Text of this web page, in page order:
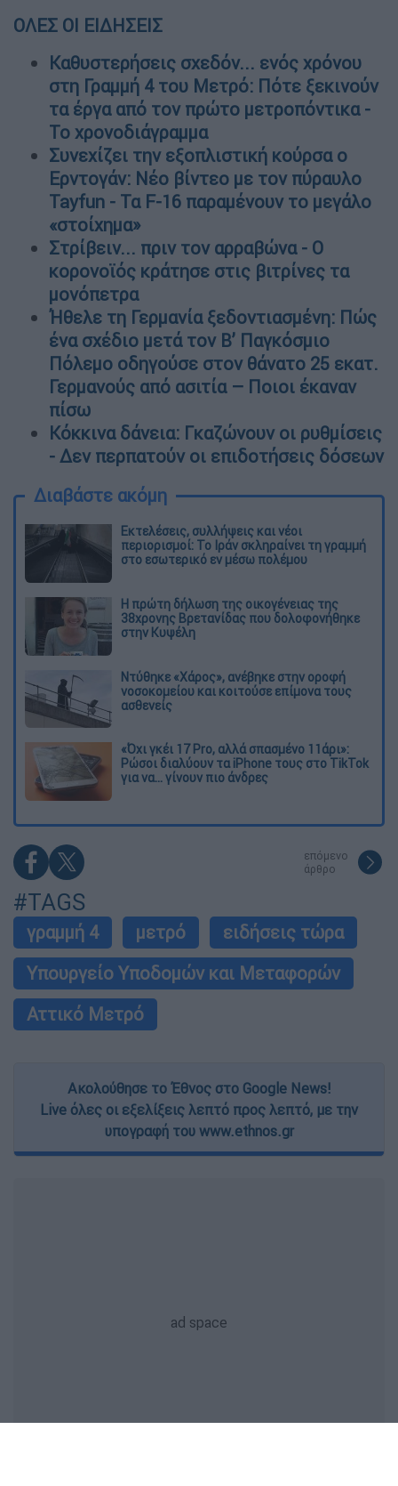
ΟΛΕΣ ΟΙ ΕΙΔΗΣΕΙΣ
Καθυστερήσεις σχεδόν... ενός χρόνου
στη Γραμμή 4 του Μετρό: Πότε ξεκινούν
τα έργα από τον πρώτο μετροπόντικα -
Το χρονοδιάγραμμα
Συνεχίζει την εξοπλιστική κούρσα ο
Ερντογάν: Νέο βίντεο με τον πύραυλο
Tayfun - Τα F-16 παραμένουν το μεγάλο
«στοίχημα»
Στρίβειν... πριν τον αρραβώνα - Ο
κορονοϊός κράτησε στις βιτρίνες τα
μονόπετρα
Ήθελε τη Γερμανία ξεδοντιασμένη: Πώς
ένα σχέδιο μετά τον Β’ Παγκόσμιο
Πόλεμο οδηγούσε στον θάνατο 25 εκατ.
Γερμανούς από ασιτία – Ποιοι έκαναν
πίσω
Κόκκινα δάνεια: Γκαζώνουν οι ρυθμίσεις
- Δεν περπατούν οι επιδοτήσεις δόσεων
Διαβάστε ακόμη
Εκτελέσεις, συλλήψεις και νέοι
περιορισμοί: Το Ιράν σκληραίνει τη γραμμή
στο εσωτερικό εν μέσω πολέμου
Η πρώτη δήλωση της οικογένειας της
38χρονης Βρετανίδας που δολοφονήθηκε
στην Κυψέλη
Ντύθηκε «Χάρος», ανέβηκε στην οροφή
νοσοκομείου και κοιτούσε επίμονα τους
ασθενείς
«Όχι γκέι 17 Pro, αλλά σπασμένο 11άρι»:
Ρώσοι διαλύουν τα iPhone τους στο TikTok
για να... γίνουν πιο άνδρες
επόμενο
άρθρο
#TAGS
γραμμή 4 μετρό
ειδήσεις τώρα
Υπουργείο Υποδομών και Μεταφορών
Αττικό Μετρό
Ακολούθησε το Έθνος στο Google News!
Live όλες οι εξελίξεις λεπτό προς λεπτό, με την
υπογραφή του www.ethnos.gr